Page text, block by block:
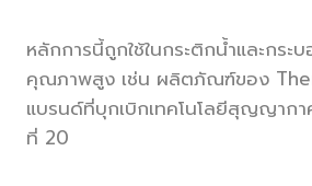
หลักการนี้ถูกใช้ในกระติกน้ำและกร
คุณภาพสูง เช่น ผลิตภัณฑ์ของ
แบรนด์ที่บุกเบิกเทคโนโลยีสุญญาก
ที่ 20